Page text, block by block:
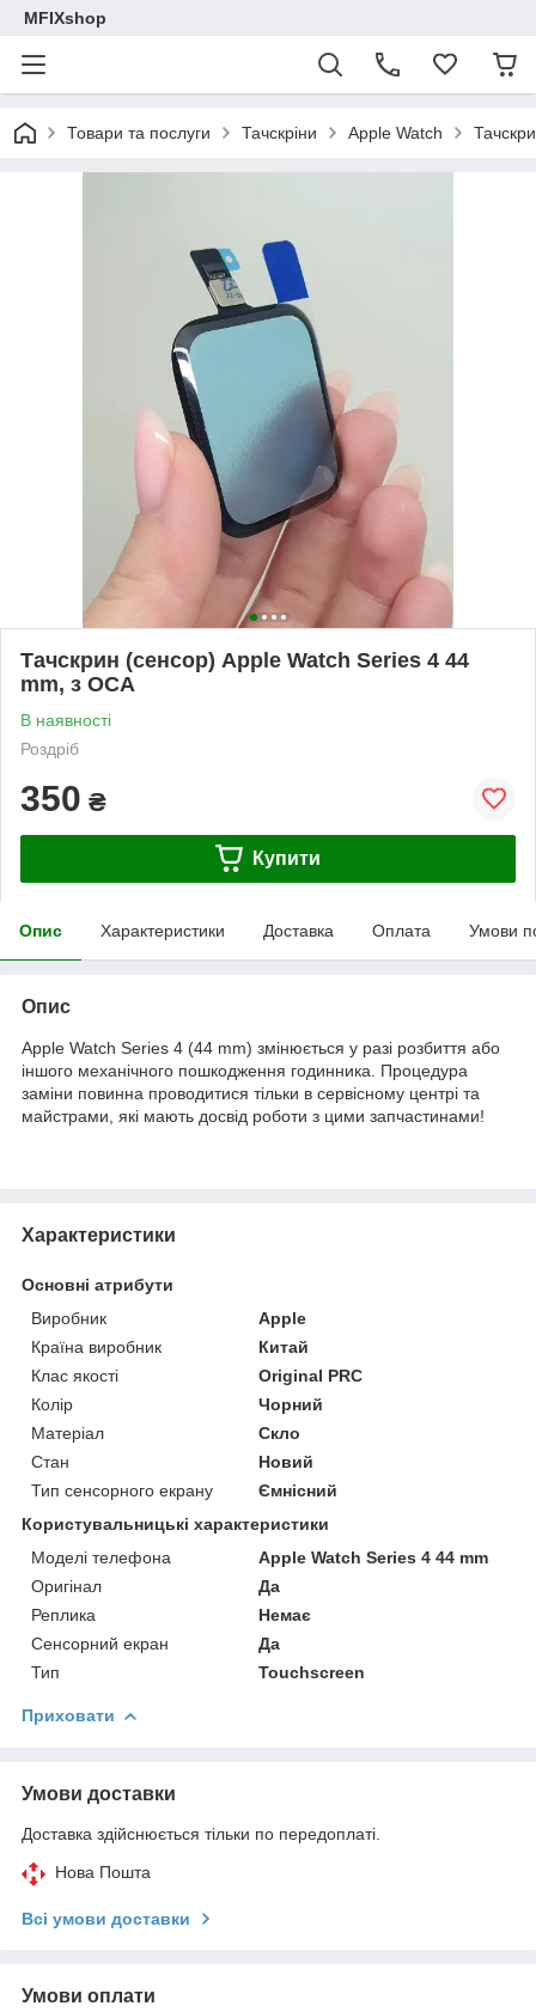
MFIXshop
Товари та послуги Тачскріни Apple Watch
Тачскрин (сенсор) Apple Watch Series 4 44
mm, з OCA
В наявності
Роздріб
350 ₴
Купити
Опис Характеристики Доставка Оплата Умови
Опис
Apple Watch Series 4 (44 mm) змінюється у разі розбиття або
іншого механічного пошкодження годинника. Процедура
заміни повинна проводитися тільки в сервісному центрі та
майстрами, які мають досвід роботи з цими запчастинами!
Характеристики
Основні атрибути
Виробник
Apple
Країна виробник
Китай
Клас якості
Original PRC
Колір
Чорний
Матеріал
Скло
Стан
Новий
Тип сенсорного екрану
Ємнісний
Користувальницькі характеристики
Моделі телефона
Apple Watch Series 4 44 mm
Оригінал
Да
Реплика
Немає
Сенсорний екран
Да
Тип
Touchscreen
Приховати
Умови доставки
Доставка здійснюється тільки по передоплаті.
Нова Пошта
Всі умови доставки
Умови оплати